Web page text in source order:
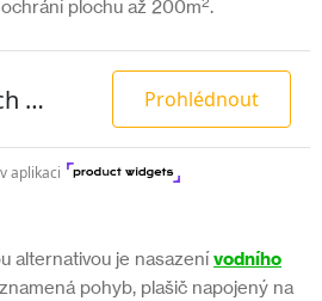
plochu až 200m .
alternativou je nasazenívodního
pohyb, plašič napojený na